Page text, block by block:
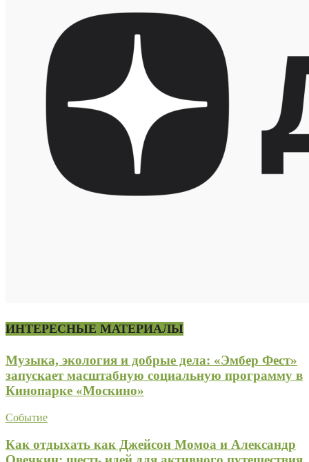
ИНТЕРЕСНЫЕ МАТЕРИАЛЫ
Музыка, экология и добрые дела: «Эмбер Фест»
запускает масштабную социальную программу в
Кинопарке «Москино»
Событие
Как отдыхать как Джейсон Момоа и Александр